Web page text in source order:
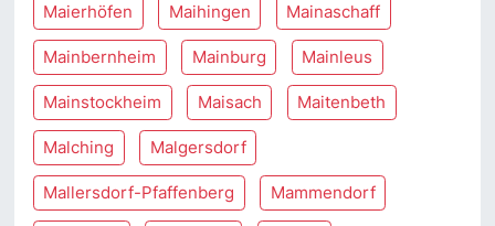
Maierhöfen Maihingen Mainaschaff
Mainbernheim Mainburg Mainleus
Mainstockheim Maisach Maitenbeth
Malching Malgersdorf
Mallersdorf-Pfaffenberg Mammendorf